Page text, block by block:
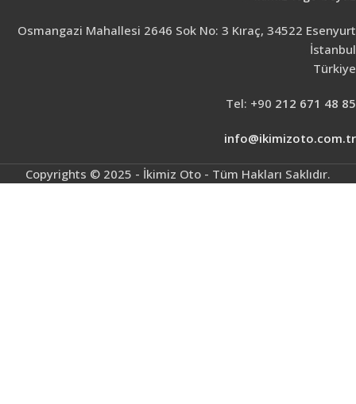
Osmangazi Mahallesi 2646 Sok No: 3 Kıraç, 34522 Esenyurt
İstanbul
Türkiye
Tel: +90 212 671 48 85
info@ikimizoto.com.tr
Copyrights © 2025 - İkimiz Oto - Tüm Hakları Saklıdır.